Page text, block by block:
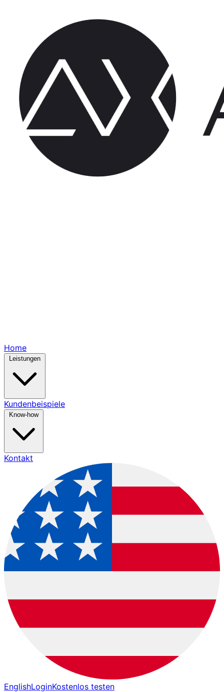
Home
Kundenbeispiele
Know-how
Kontakt
EnglishLoginKostenlos testen